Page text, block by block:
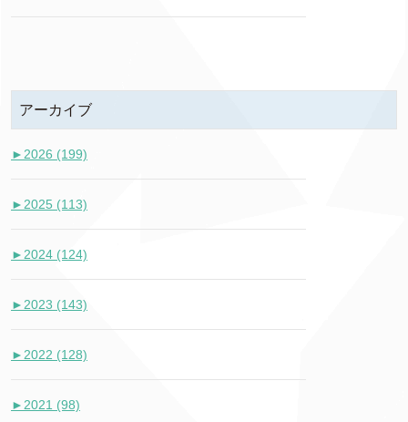
アーカイブ
► 2026 (199)
► 2025 (113)
► 2024 (124)
► 2023 (143)
► 2022 (128)
► 2021 (98)